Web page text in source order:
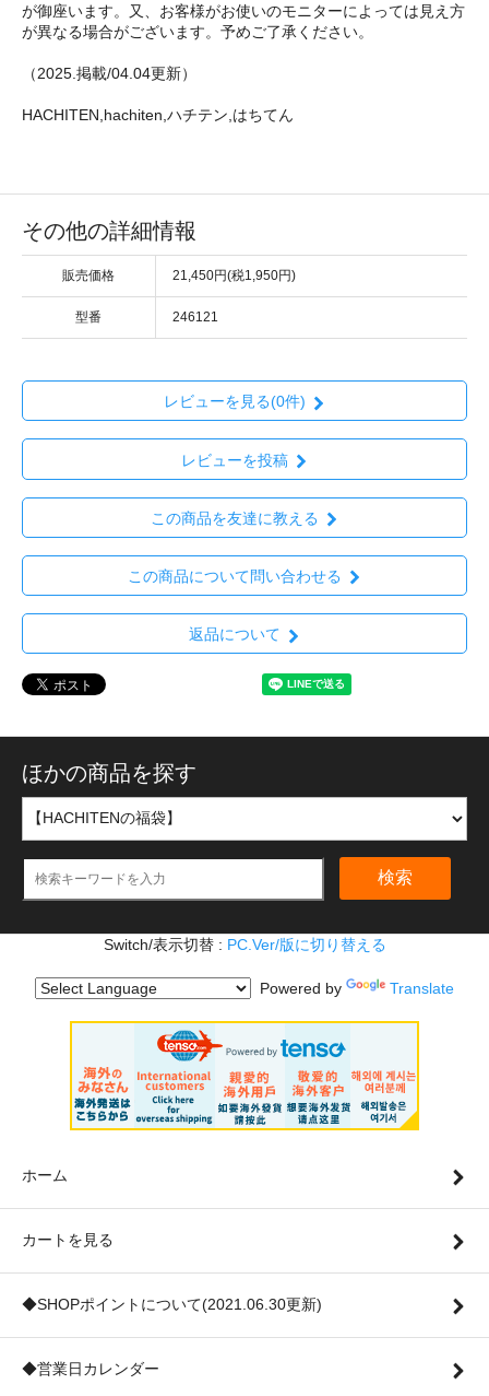
が御座います。又、お客様がお使いのモニターによっては見え方
が異なる場合がございます。予めご了承ください。
（2025.掲載/04.04更新）
HACHITEN,hachiten,ハチテン,はちてん
その他の詳細情報
販売価格 21,450円(税1,950円)
型番 246121
レビューを見る(0件)
レビューを投稿
この商品を友達に教える
この商品について問い合わせる
返品について
ほかの商品を探す
検索
Switch/表示切替 : PC.Ver/版に切り替える
Powered by Translate
ホーム
カートを見る
◆SHOPポイントについて(2021.06.30更新)
◆営業日カレンダー